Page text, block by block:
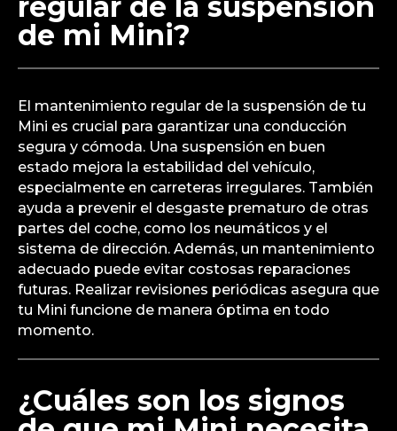
de mi Mini?
El mantenimiento regular de la suspensión de tu
Mini es crucial para garantizar una conducción
segura y cómoda. Una suspensión en buen
estado mejora la estabilidad del vehículo,
especialmente en carreteras irregulares. También
ayuda a prevenir el desgaste prematuro de otras
partes del coche, como los neumáticos y el
sistema de dirección. Además, un mantenimiento
adecuado puede evitar costosas reparaciones
futuras. Realizar revisiones periódicas asegura que
tu Mini funcione de manera óptima en todo
momento.
¿Cuáles son los signos